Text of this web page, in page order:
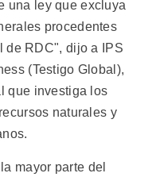
una ley que excluya
procedentes
de RDC", dijo a IPS
(Testigo Global),
que investiga los
naturales y
mayor parte del